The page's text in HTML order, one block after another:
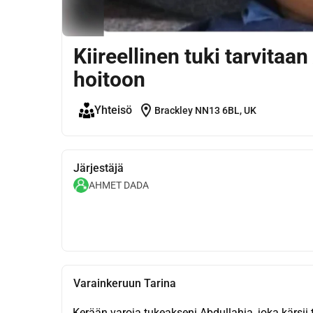
Kiireellinen tuki
hoitoon
Yhteisö location_on Brackley NN13 6BL, UK
Järjestäjä
AHMET DADA
Varainkeruun Tarina